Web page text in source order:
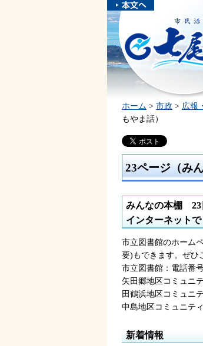
本文へスキ
ップしま
す。
市民活躍都市
ホーム > 市政 > 広報
もやま話）
23ページ（み
みんなの本棚 23
インターネット
市立図書館のホーム
要)もできます。ぜひ
市立図書館：電話番
矢田郷地区コミュニ
田鶴浜地区コミュニ
中島地区コミュニテ
新着情報